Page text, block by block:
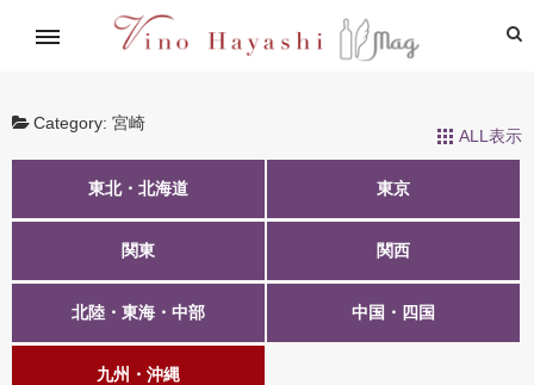
林基就イタリア紀行
レシピ
Category: 宮崎
ALL表示
東北・北海道 東京
関東 関西
北陸・東海・中部 中国・四国
九州・沖縄